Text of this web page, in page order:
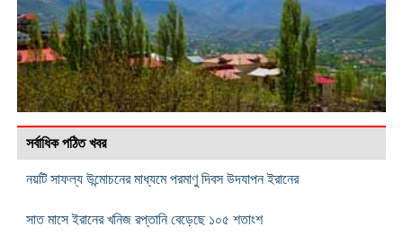
সর্বাধিক পঠিত খবর
নয়টি সাফল্য উন্মোচনের মাধ্যমে পরমাণু দিবস উদযাপন ইরানের
সাত মাসে ইরানের খনিজ রপ্তানি বেড়েছে ১০৫ শতাংশ